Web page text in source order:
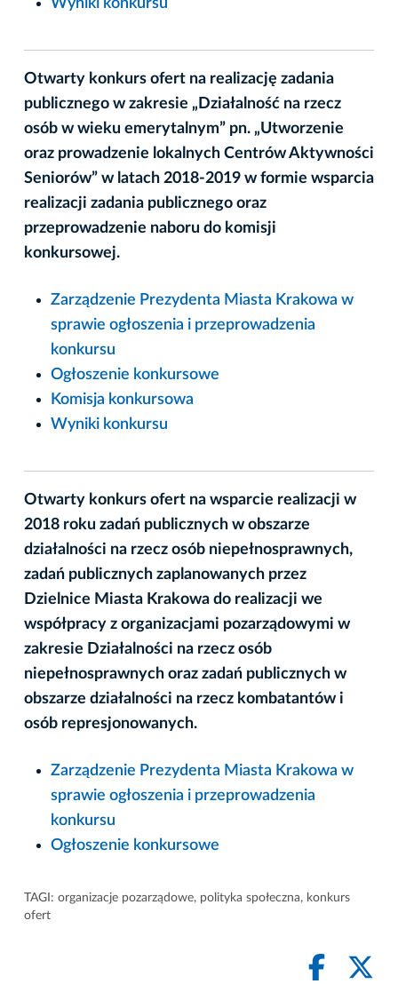
Otwarty konkurs ofert na realizację zadania
publicznego w zakresie „Działalność na rzecz
osób w wieku emerytalnym” pn. „Utworzenie
oraz prowadzenie lokalnych Centrów Aktywności
Seniorów” w latach 2018-2019 w formie wsparcia
realizacji zadania publicznego oraz
przeprowadzenie naboru do komisji
konkursowej.
Zarządzenie Prezydenta Miasta Krakowa w
sprawie ogłoszenia i przeprowadzenia
konkursu
Ogłoszenie konkursowe
Komisja konkursowa
Wyniki konkursu
Otwarty konkurs ofert na wsparcie realizacji w
2018 roku zadań publicznych w obszarze
działalności na rzecz osób niepełnosprawnych,
zadań publicznych zaplanowanych przez
Dzielnice Miasta Krakowa do realizacji we
współpracy z organizacjami pozarządowymi w
zakresie Działalności na rzecz osób
niepełnosprawnych oraz zadań publicznych w
obszarze działalności na rzecz kombatantów i
osób represjonowanych.
Zarządzenie Prezydenta Miasta Krakowa w
sprawie ogłoszenia i przeprowadzenia
konkursu
Ogłoszenie konkursowe
TAGI: organizacje pozarządowe, polityka społeczna, konkurs
ofert